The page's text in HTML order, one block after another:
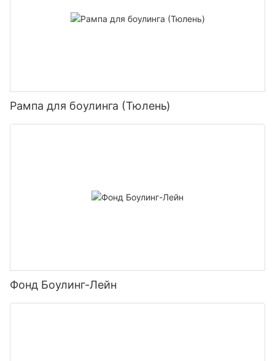
Рампа для боулинга (Тюлень)
Фонд Боулинг-Лейн